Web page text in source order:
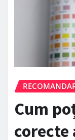
Cum
corecte